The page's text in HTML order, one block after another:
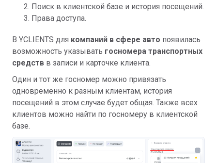
Поиск в клиентской базе и история посещений.
Права доступа.
В YCLIENTS для компаний в сфере авто появилась
возможность указывать госномера транспортных
средств в записи и карточке клиента.
Один и тот же госномер можно привязать
одновременно к разным клиентам, история
посещений в этом случае будет общая. Также всех
клиентов можно найти по госномеру в клиентской
базе.